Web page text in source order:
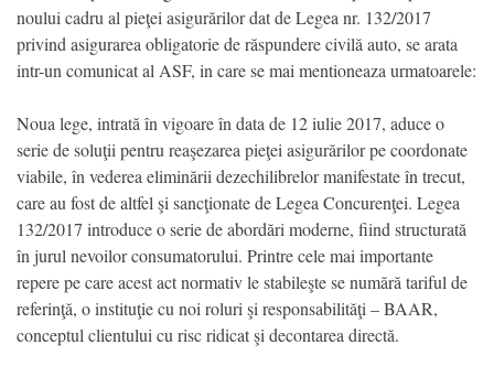
noului cadru al pieţei asigurărilor dat de Legea nr. 132/2017
privind asigurarea obligatorie de răspundere civilă auto, se arata
intr-un comunicat al ASF, in care se mai mentioneaza urmatoarele:
Noua lege, intrată în vigoare în data de 12 iulie 2017, aduce o
serie de soluţii pentru reaşezarea pieţei asigurărilor pe coordonate
viabile, în vederea eliminării dezechilibrelor manifestate în trecut,
care au fost de altfel şi sancţionate de Legea Concurenţei. Legea
132/2017 introduce o serie de abordări moderne, fiind structurată
în jurul nevoilor consumatorului. Printre cele mai importante
repere pe care acest act normativ le stabileşte se numără tariful de
referinţă, o instituţie cu noi roluri şi responsabilităţi – BAAR,
conceptul clientului cu risc ridicat şi decontarea directă.